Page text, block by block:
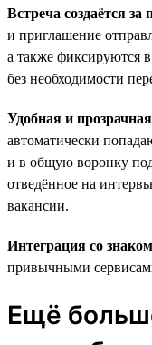
Встреча создаётся за
и приглашение
а также фиксируются
без необходимости
Удобная и
автоматически
и в общую воронку
отведённое на
вакансии.
Интеграция со
привычными
Ещё